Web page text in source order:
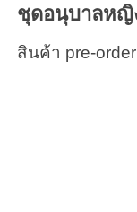
ชุดอนุบาลหญิ
สินค้า pre-